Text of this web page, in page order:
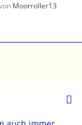
Moorroller13